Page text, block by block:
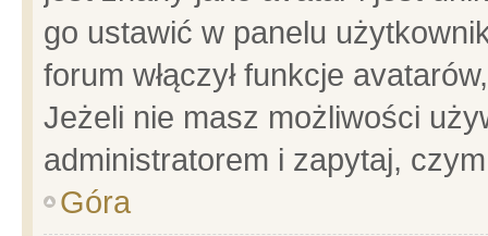
go ustawić w panelu
forum włączył funkcje
Jeżeli nie masz możliwości
administratorem i zapytaj,
Góra